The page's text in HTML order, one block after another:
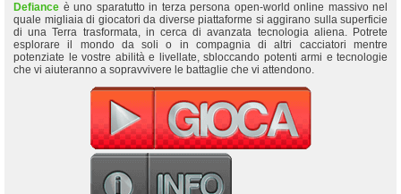
Defiance è uno sparatutto in terza persona open-world online massivo nel
quale migliaia di giocatori da diverse piattaforme si aggirano sulla superficie
di una Terra trasformata, in cerca di avanzata tecnologia aliena. Potrete
esplorare il mondo da soli o in compagnia di altri cacciatori mentre
potenziate le vostre abilità e livellate, sbloccando potenti armi e tecnologie
che vi aiuteranno a sopravvivere le battaglie che vi attendono.